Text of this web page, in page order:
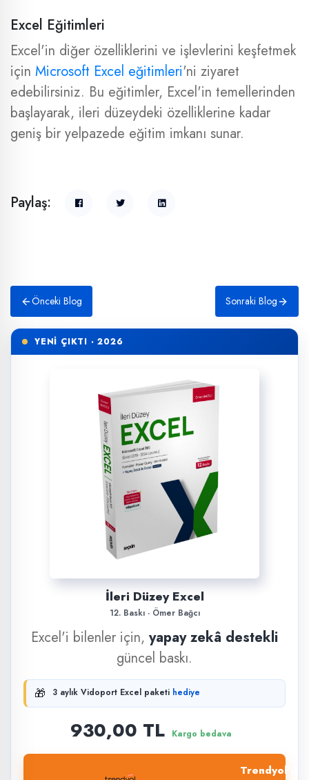
Excel Eğitimleri
Excel'in diğer özelliklerini ve işlevlerini keşfetmek
için Microsoft Excel eğitimleri'ni ziyaret
edebilirsiniz. Bu eğitimler, Excel'in temellerinden
başlayarak, ileri düzeydeki özelliklerine kadar
geniş bir yelpazede eğitim imkanı sunar.
Paylaş:
Önceki Blog Sonraki Blog
YENİ ÇIKTI · 2026
İleri Düzey Excel
12. Baskı · Ömer Bağcı
Excel'i bilenler için, yapay zekâ destekli
güncel baskı.
🎁 3 aylık Vidoport Excel paketi hediye
930,00 TL Kargo bedava
Trendyol'dan